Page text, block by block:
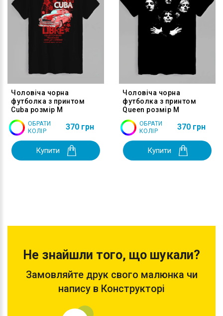
Чоловіча чорна
футболка з принтом
Cuba розмір M
ОБРАТИ
КОЛІР
370 грн
Купити
Чоловіча чорна
футболка з принтом
Queen розмір M
ОБРАТИ
КОЛІР
370 грн
Купити
Не знайшли того, що шукали?
Замовляйте друк свого малюнка чи
напису в Конструкторі